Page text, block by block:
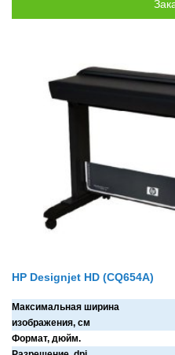
HP Designjet HD (CQ654A)
Максимальная ширина
изображения, см
Формат, дюйм.